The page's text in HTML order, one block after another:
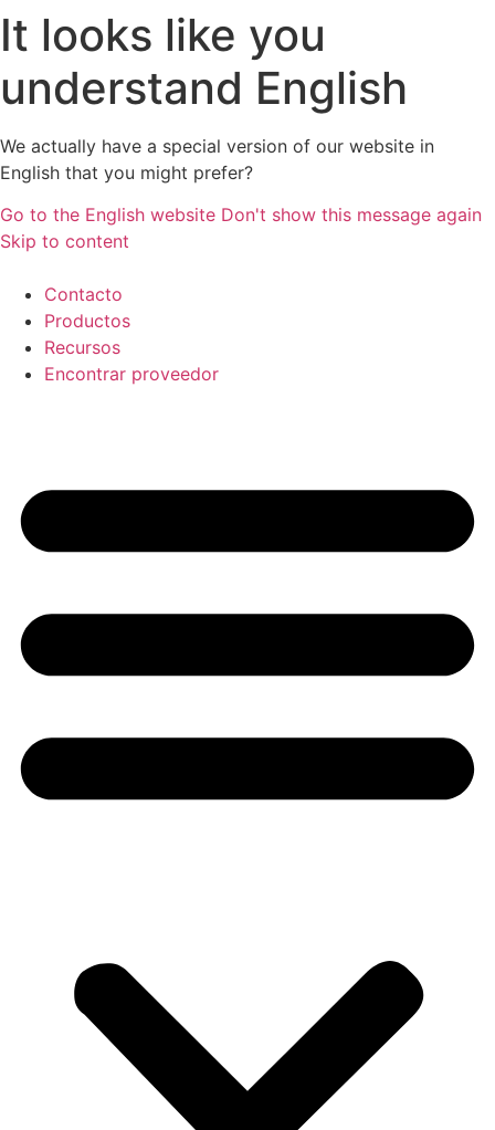
It looks like you
understand English
We actually have a special version of our website in
English that you might prefer?
Go to the English website Don't show this message again
Skip to content
Contacto
Productos
Recursos
Encontrar proveedor